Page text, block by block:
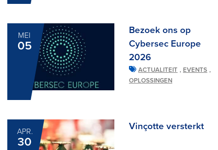
MEI
05
Bezoek ons op
Cybersec Europe
2026
ACTUALITEIT , EVENTS ,
OPLOSSINGEN
APR.
30
Vinçotte versterkt